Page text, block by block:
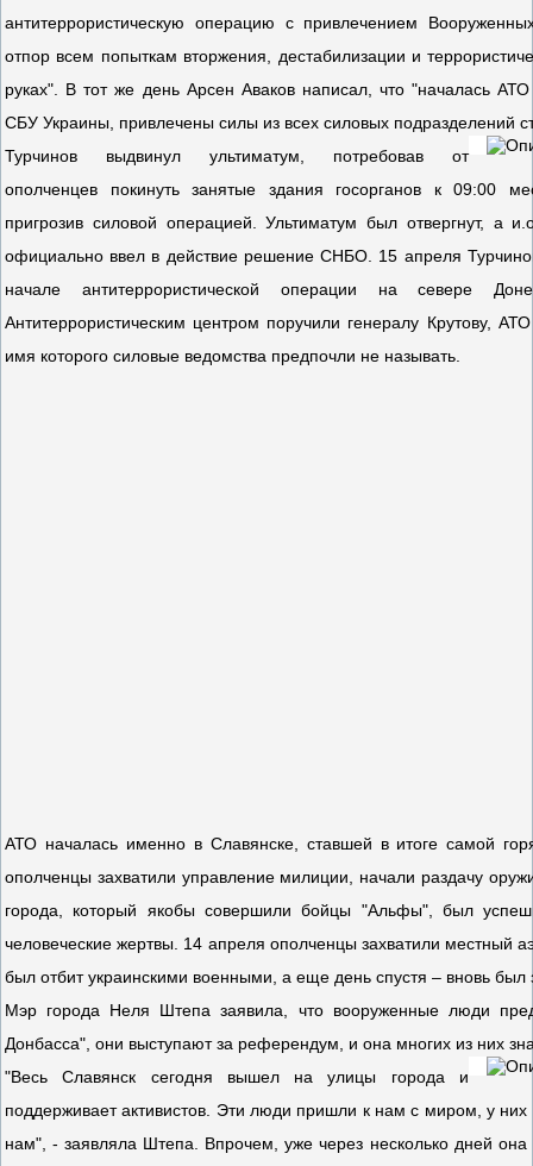
антитеррористическую операцию с привлечением
отпор всем попыткам вторжения, дестабилизации и
руках". В тот же день Арсен Аваков написал, что "началась
СБУ Украины, привлечены силы из всех силовых подразделений
Турчинов выдвинул ультиматум, потребовав от
ополченцев покинуть занятые здания госорганов к 09:00
пригрозив силовой операцией. Ультиматум был отвергнут, а
официально ввел в действие решение СНБО. 15 апреля
начале антитеррористической операции на севере
Антитеррористическим центром поручили генералу Крутову,
имя которого силовые ведомства предпочли не называть.
АТО началась именно в Славянске, ставшей в итоге самой
ополченцы захватили управление милиции, начали раздачу
города, который якобы совершили бойцы "Альфы", был
человеческие жертвы. 14 апреля ополченцы захватили местный
был отбит украинскими военными, а еще день спустя – вновь был
Мэр города Неля Штепа заявила, что вооруженные люди
Донбасса", они выступают за референдум, и она многих из них
"Весь Славянск сегодня вышел на улицы города и
поддерживает активистов. Эти люди пришли к нам с миром, у
нам", - заявляла Штепа. Впрочем, уже через несколько дней она